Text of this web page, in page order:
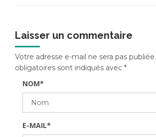
Laisser un commentaire
Votre adresse e-mail ne sera pas publiée.
obligatoires sont indiqués avec *
NOM*
E-MAIL*